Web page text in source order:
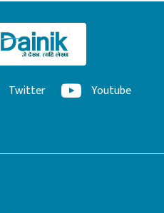
Twitter Youtube